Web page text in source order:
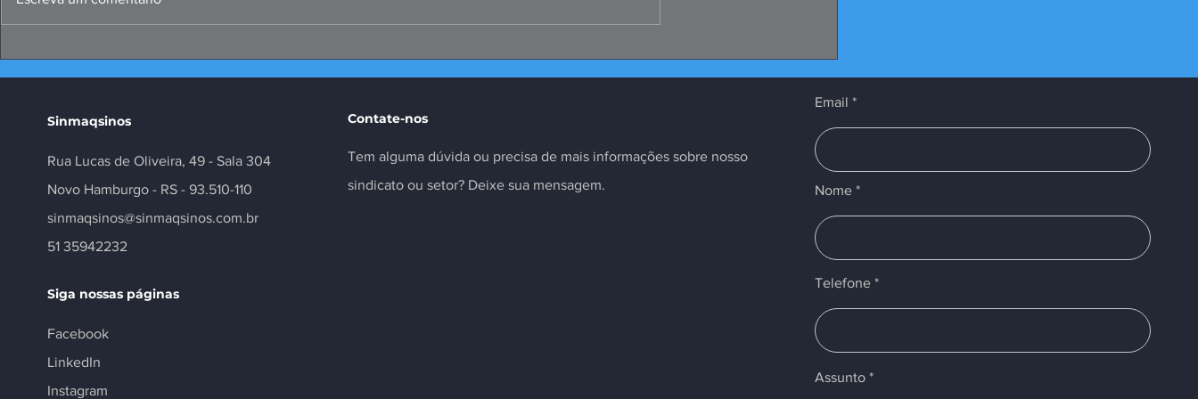
Sinmaqsinos
Rua Lucas de Oliveira, 49 - Sala 304
Novo Hamburgo - RS - 93.510-110
sinmaqsinos@sinmaqsinos.com.br
51 35942232
Siga nossas páginas
Facebook
LinkedIn
Instagram
Contate-nos
Tem alguma dúvida ou precisa de mais informações sobre nosso
sindicato ou setor? Deixe sua mensagem.
Email
Nome
Telefone
Assunto